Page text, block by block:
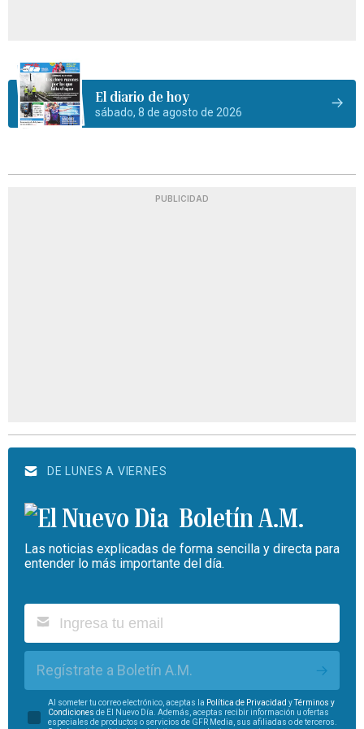
El diario de hoy
sábado, 8 de agosto de 2026
PUBLICIDAD
DE LUNES A VIERNES
Boletín A.M.
Las noticias explicadas de forma sencilla y directa para
entender lo más importante del día.
Regístrate a Boletín A.M.
Al someter tu correo electrónico, aceptas la Política de Privacidad yTérminos y
Condiciones de El Nuevo Día. Además, aceptas recibir información u ofertas
especiales de productos o servicios de GFR Media, sus afiliadas o de terceros.